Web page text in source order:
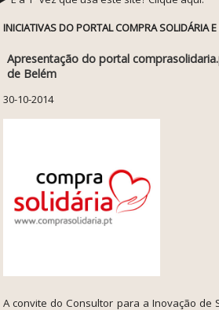
INICIATIVAS DO PORTAL COMPRA SOLIDÁRIA
Apresentação do portal
de Belém
30-10-2014
A convite do Consultor para a Inovação de